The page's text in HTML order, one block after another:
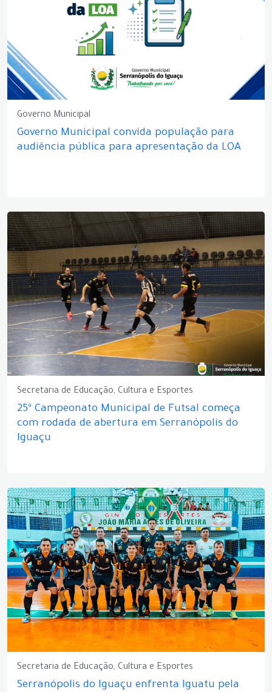
Governo Municipal
Governo Municipal convida população para
audiência pública para apresentação da LOA
Secretaria de Educação, Cultura e Esportes
25º Campeonato Municipal de Futsal começa
com rodada de abertura em Serranópolis do
Iguaçu
Secretaria de Educação, Cultura e Esportes
Serranópolis do Iguaçu enfrenta Iguatu pela